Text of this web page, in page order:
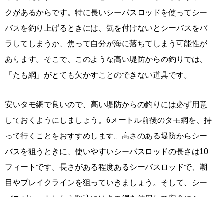
クがあるからです。特に長いシーバスロッドを使ってシー
バスを釣り上げるときには、気を付けないとシーバスをバ
ラしてしまうか、焦って自分が海に落ちてしまう可能性が
あります。そこで、このような高い堤防からの釣りでは、
「たも網」がとても欠かすことのできない道具です。
安いタモ網で良いので、高い堤防からの釣りには必ず用意
しておくようにしましょう。6メートル前後のタモ網を、持
って行くことをおすすめします。高さのある堤防からシー
バスを狙うときに、使いやすいシーバスロッドの長さは10
フィートです。長さがある程度あるシーバスロッドで、潮
目やブレイクラインを狙っていきましょう。そして、シー